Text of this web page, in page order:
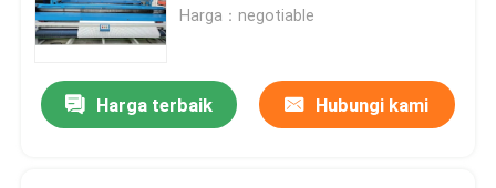
Harga：negotiable
Harga terbaik Hubungi kami